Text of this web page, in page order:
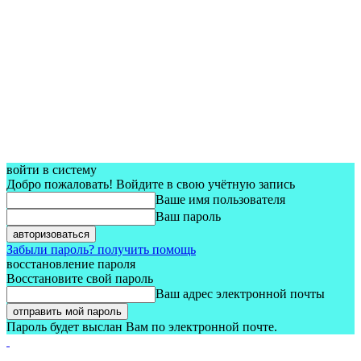
войти в систему
Добро пожаловать! Войдите в свою учётную запись
Ваше имя пользователя
Ваш пароль
Забыли пароль? получить помощь
восстановление пароля
Восстановите свой пароль
Ваш адрес электронной почты
Пароль будет выслан Вам по электронной почте.